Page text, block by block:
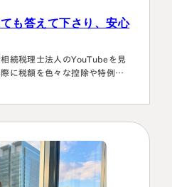
も答えて下さり、安心
続税理士法人のYouTubeを見
に税額を色々な控除や特例を
生へメールで送ってまとめあ
じこと…